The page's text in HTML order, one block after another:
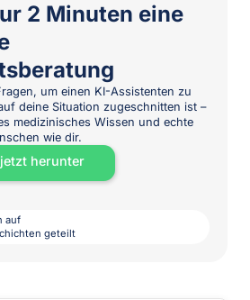
2 Minuten eine
um einen KI-Assistenten zu
deine Situation zugeschnitten ist –
medizinisches Wissen und echte
wie dir.
herunter
auf
geteilt